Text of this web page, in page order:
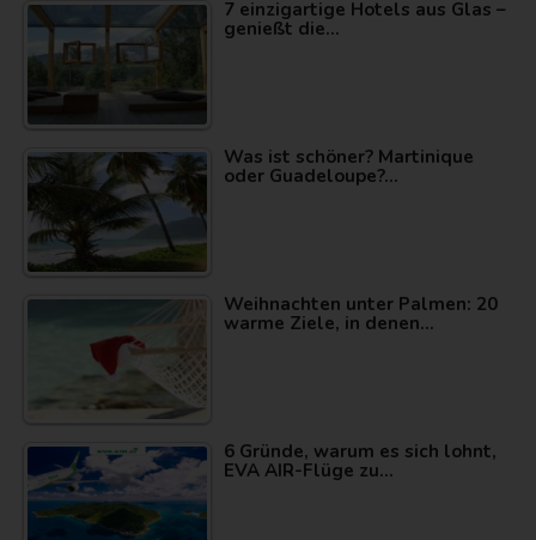
7 einzigartige Hotels aus Glas –
genießt die…
Was ist schöner? Martinique
oder Guadeloupe?…
Weihnachten unter Palmen: 20
warme Ziele, in denen…
6 Gründe, warum es sich lohnt,
EVA AIR-Flüge zu…